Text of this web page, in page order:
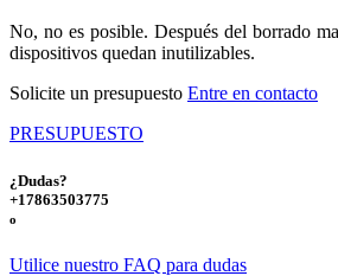
No, no es posible. Después del borrado
dispositivos quedan inutilizables.
Solicite un presupuesto Entre en contacto
PRESUPUESTO
¿Dudas?
+17863503775
o
Utilice nuestro FAQ para dudas